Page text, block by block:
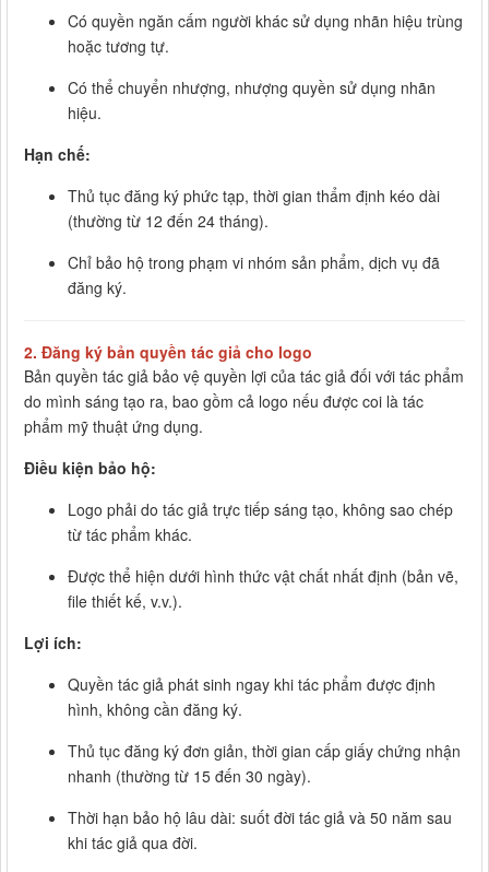
Có quyền ngăn cấm người khác sử dụng nhãn hiệu trùng
hoặc tương tự.
Có thể chuyển nhượng, nhượng quyền sử dụng nhãn
hiệu.
Hạn chế:
Thủ tục đăng ký phức tạp, thời gian thẩm định kéo dài
(thường từ 12 đến 24 tháng).
Chỉ bảo hộ trong phạm vi nhóm sản phẩm, dịch vụ đã
đăng ký.
2. Đăng ký bản quyền tác giả cho logo
Bản quyền tác giả bảo vệ quyền lợi của tác giả đối với tác phẩm
do mình sáng tạo ra, bao gồm cả logo nếu được coi là tác
phẩm mỹ thuật ứng dụng.
Điều kiện bảo hộ:
Logo phải do tác giả trực tiếp sáng tạo, không sao chép
từ tác phẩm khác.
Được thể hiện dưới hình thức vật chất nhất định (bản vẽ,
file thiết kế, v.v.).
Lợi ích:
Quyền tác giả phát sinh ngay khi tác phẩm được định
hình, không cần đăng ký.
Thủ tục đăng ký đơn giản, thời gian cấp giấy chứng nhận
nhanh (thường từ 15 đến 30 ngày).
Thời hạn bảo hộ lâu dài: suốt đời tác giả và 50 năm sau
khi tác giả qua đời.